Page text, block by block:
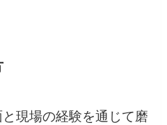
現場の経験を通じて磨